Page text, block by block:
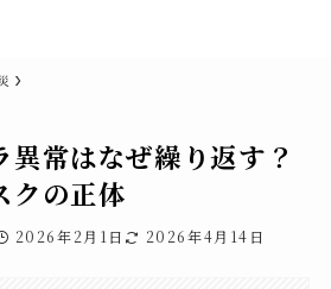
異常はなぜ繰り返す？
クの正体
2026年2月1日 2026年4月14日